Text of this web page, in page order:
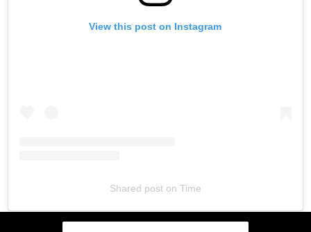
View this post on Instagram
Shared poston Time